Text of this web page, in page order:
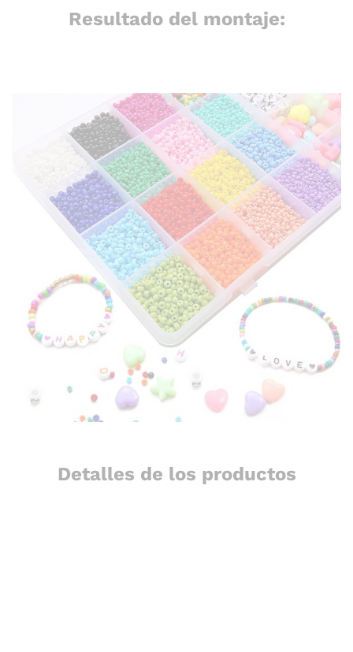
Resultado del montaje:
Detalles de los productos